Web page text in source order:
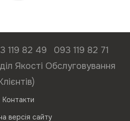
119 82 49
093 119 82 71
Якості Обслуговування
Контакти
версія сайту